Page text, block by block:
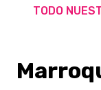
TODO